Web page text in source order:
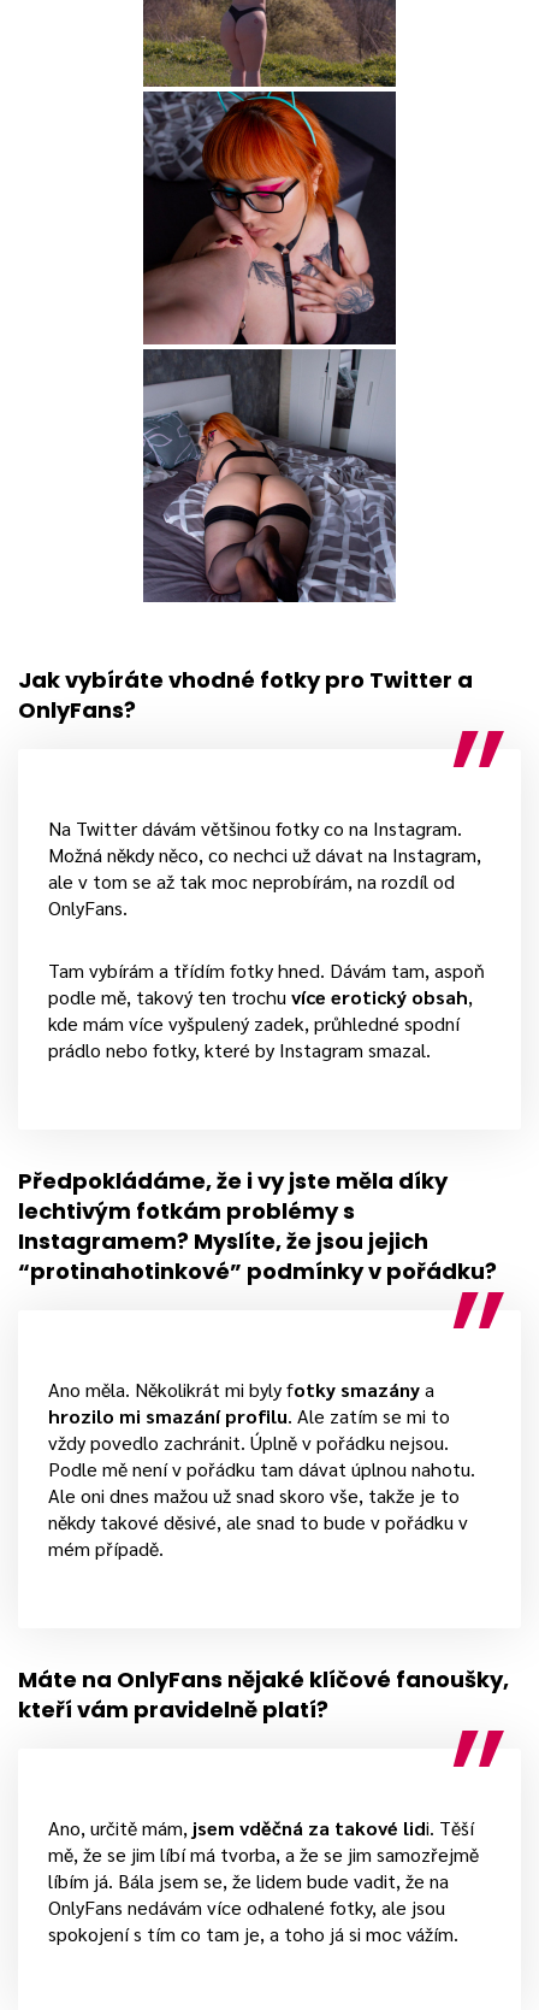
Jak vybíráte vhodné fotky pro Twitter a
OnlyFans?
Na Twitter dávám většinou fotky co na Instagram.
Možná někdy něco, co nechci už dávat na Instagram,
ale v tom se až tak moc neprobírám, na rozdíl od
OnlyFans.
Tam vybírám a třídím fotky hned. Dávám tam, aspoň
podle mě, takový ten trochuvíce erotický obsah,
kde mám více vyšpulený zadek, průhledné spodní
prádlo nebo fotky, které by Instagram smazal.
Předpokládáme, že i vy jste měla díky
lechtivým fotkám problémy s
Instagramem? Myslíte, že jsou jejich
“protinahotinkové” podmínky v pořádku?
Ano měla. Několikrát mi byly fotky smazánya
hrozilo mi smazání profilu. Ale zatím se mi to
vždy povedlo zachránit. Úplně v pořádku nejsou.
Podle mě není v pořádku tam dávat úplnou nahotu.
Ale oni dnes mažou už snad skoro vše, takže je to
někdy takové děsivé, ale snad to bude v pořádku v
mém případě.
Máte na OnlyFans nějaké klíčové fanoušky,
kteří vám pravidelně platí?
Ano, určitě mám, jsem vděčná za takové lidi. Těší
mě, že se jim líbí má tvorba, a že se jim samozřejmě
líbím já. Bála jsem se, že lidem bude vadit, že na
OnlyFans nedávám více odhalené fotky, ale jsou
spokojení s tím co tam je, a toho já si moc vážím.